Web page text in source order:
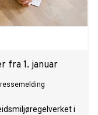
fra 1. januar
i